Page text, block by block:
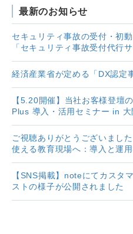
最新のお知らせ
セキュリティ事故の受付・初
「セキュリティ事故受付代行
経済産業省が定める「DX認定
【5.20開催】当社お客様登
Plus 導入・活用セミナー in 大
ご視聴ありがとうございまし
使える教育現場へ：導入と運
【SNS掲載】noteにてカスタ
ストの様子が公開されました